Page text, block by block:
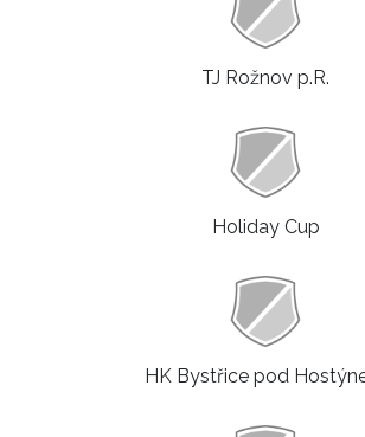
TJ Rožnov p.R.
Holiday Cup
HK Bystřice pod